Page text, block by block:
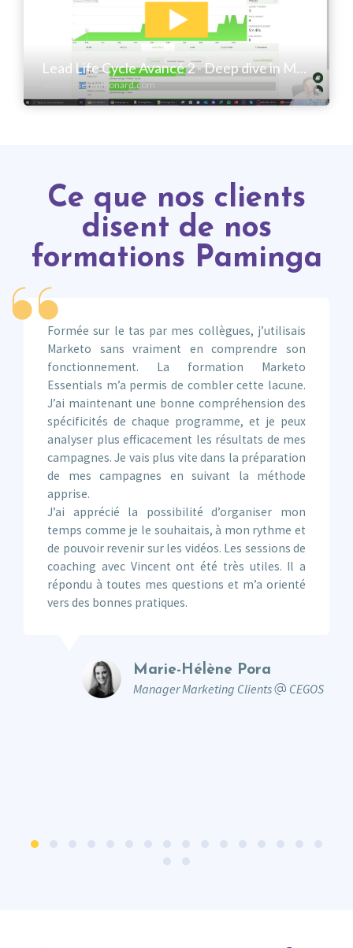
Ce que nos clients
disent de nos
formations Paminga
Formée sur le tas par mes collègues, j’utilisais
Marketo sans vraiment en comprendre son
fonctionnement. La formation Marketo
Essentials m’a permis de combler cette lacune.
J’ai maintenant une bonne compréhension des
spécificités de chaque programme, et je peux
analyser plus efficacement les résultats de mes
campagnes. Je vais plus vite dans la préparation
de mes campagnes en suivant la méthode
apprise.
J’ai apprécié la possibilité d’organiser mon
temps comme je le souhaitais, à mon rythme et
de pouvoir revenir sur les vidéos. Les sessions de
coaching avec Vincent ont été très utiles. Il a
répondu à toutes mes questions et m’a orienté
vers des bonnes pratiques.
Marie-Hélène Pora
Manager Marketing Clients CEGOS